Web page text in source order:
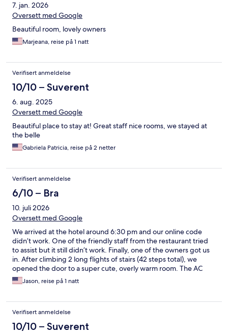
7. jan. 2026
Oversett med Google
Beautiful room, lovely owners
Marjeana, reise på 1 natt
Verifisert anmeldelse
10/10 – Suverent
6. aug. 2025
Oversett med Google
Beautiful place to stay at! Great staff nice rooms, we stayed at
the belle
Gabriela Patricia, reise på 2 netter
Verifisert anmeldelse
6/10 – Bra
10. juli 2026
Oversett med Google
We arrived at the hotel around 6:30 pm and our online code
didn’t work. One of the friendly staff from the restaurant tried
to assist but it still didn’t work. Finally, one of the owners got us
in. After climbing 2 long flights of stairs (42 steps total), we
opened the door to a super cute, overly warm room. The AC
was efforting all night but it never reached a comfortable level
(was 95 degrees outside). The bed was very comfortable but
the building and room was very well done but they definitely
have some kinks to work out to make the place run smoothly.
Jason, reise på 1 natt
Verifisert anmeldelse
10/10 – Suverent